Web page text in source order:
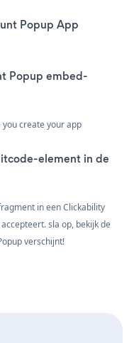
Popup App
Popup embed-
you create your app
element in de
in een Clickability
sla op, bekijk de
verschijnt!